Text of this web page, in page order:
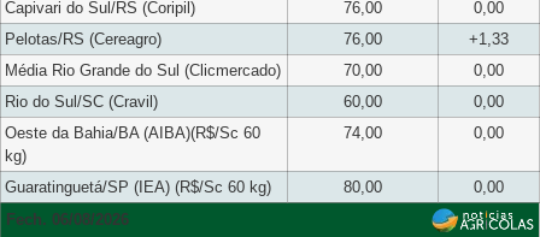
Capivari do Sul/RS (Coripil) 76,00
0,00
Pelotas/RS (Cereagro)
76,00
+1,33
Média Rio Grande do Sul (Clicmercado)
70,00
0,00
Rio do Sul/SC (Cravil)
60,00
0,00
Oeste da Bahia/BA (AIBA)(R$/Sc 60
kg)
74,00 0,00
Guaratinguetá/SP (IEA) (R$/Sc 60 kg) 80,00
0,00
Fech. 06/08/2026